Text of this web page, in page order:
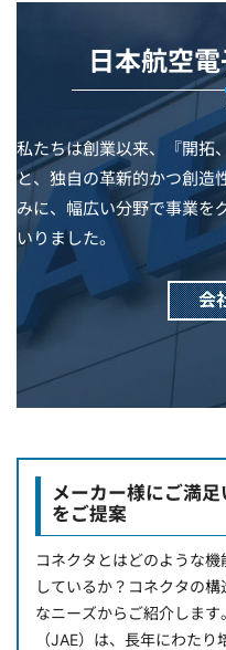
日本航空
私たちは創業以来、『開拓
と、独自の革新的かつ創造
みに、幅広い分野で事業を
いりました。
会
メーカー様にご満
をご提案
コネクタとはどのような
しているか？コネクタの
なニーズからご紹介しま
（JAE）は、長年にわた